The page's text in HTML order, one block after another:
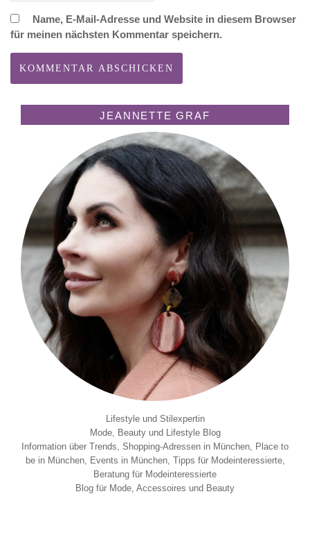
Name, E-Mail-Adresse und Website in diesem Browser
für meinen nächsten Kommentar speichern.
JEANNETTE GRAF
Lifestyle und Stilexpertin
Mode, Beauty und Lifestyle Blog
Information über Trends, Shopping-Adressen in München, Place to
be in München, Events in München, Tipps für Modeinteressierte,
Beratung für Modeinteressierte
Blog für Mode, Accessoires und Beauty